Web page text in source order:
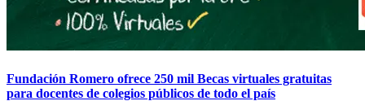
Fundación Romero ofrece 250 mil Becas virtuales gratuitas
para docentes de colegios públicos de todo el país